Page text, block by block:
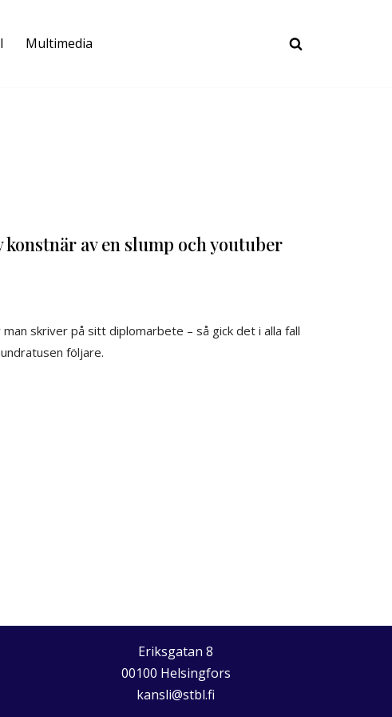
Multimedia
av en slump och youtuber
skriver på sitt diplomarbete – så gick det i alla fall
följare.
Eriksgatan 8
00100 Helsingfors
kansli@stbl.fi